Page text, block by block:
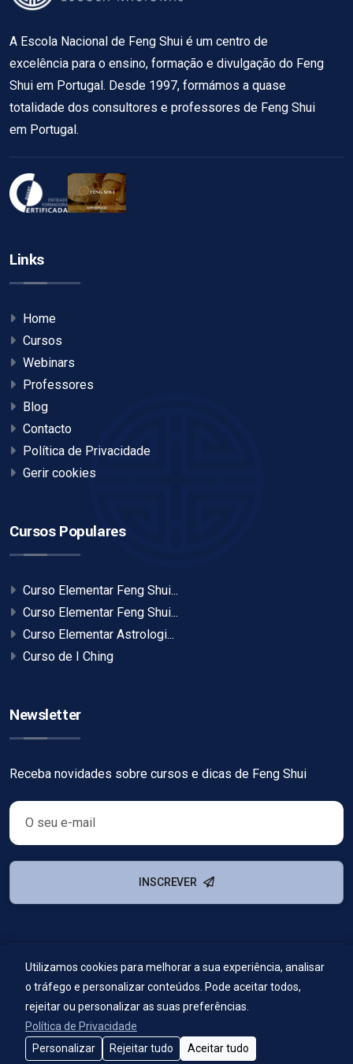
A Escola Nacional de Feng Shui é um centro de
excelência para o ensino, formação e divulgação do Feng
Shui em Portugal. Desde 1997, formámos a quase
totalidade dos consultores e professores de Feng Shui
em Portugal.
Links
Home
Cursos
Webinars
Professores
Blog
Contacto
Política de Privacidade
Gerir cookies
Cursos Populares
Curso Elementar Feng Shui...
Curso Elementar Feng Shui...
Curso Elementar Astrologi...
Curso de I Ching
Newsletter
Receba novidades sobre cursos e dicas de Feng Shui
INSCREVER
© Copyright 2026 Escola Nacional de Feng Shui . Todos os
direitos reservados.
Utilizamos cookies para melhorar a sua experiência, analisar
o tráfego e personalizar conteúdos. Pode aceitar todos,
rejeitar ou personalizar as suas preferências.
Política de Privacidade
Personalizar
Rejeitar tudo Aceitar tudo